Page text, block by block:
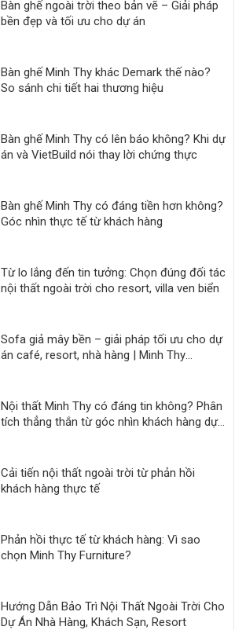
Bàn ghế ngoài trời theo bản vẽ – Giải pháp
bền đẹp và tối ưu cho dự án
Bàn ghế Minh Thy khác Demark thế nào?
So sánh chi tiết hai thương hiệu
Bàn ghế Minh Thy có lên báo không? Khi dự
án và VietBuild nói thay lời chứng thực
Bàn ghế Minh Thy có đáng tiền hơn không?
Góc nhìn thực tế từ khách hàng
Từ lo lắng đến tin tưởng: Chọn đúng đối tác
nội thất ngoài trời cho resort, villa ven biển
Sofa giả mây bền – giải pháp tối ưu cho dự
án café, resort, nhà hàng | Minh Thy
Nội thất Minh Thy có đáng tin không? Phân
tích thẳng thắn từ góc nhìn khách hàng dự
Cải tiến nội thất ngoài trời từ phản hồi
khách hàng thực tế
Phản hồi thực tế từ khách hàng: Vì sao
chọn Minh Thy Furniture?
Hướng Dẫn Bảo Trì Nội Thất Ngoài Trời Cho
Dự Án Nhà Hàng, Khách Sạn, Resort